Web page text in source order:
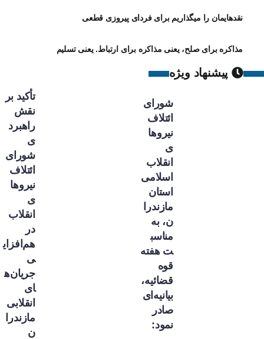
نقدهایمان را میگذاریم برای فردای پیروزی قطعی
مذاکره برای صلح، یعنی مذاکره برای ارتباط. یعنی تسلیم
پیشنهاد ویژه
شورای
ائتلاف
نیروها
ی
انقلاب
اسلامی
استان
مازندرا
ن، به
مناسب
ت هفته
قوه
قضائیه،
بیانیه‌ای
صادر
نمود:
تأکید بر
نقش
راهبرد
ی
شورای
ائتلاف
نیروها
ی
انقلاب
در
هم‌افزای
ی
جریان‌ه
ای
انقلابی
مازندرا
ن